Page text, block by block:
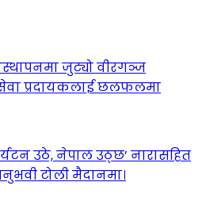
जुट्यो वीरगञ्ज
प्रदायकलाई छलफलमा
उठे, नेपाल उठ्छ’ नारासहित
टोली मैदानमा।